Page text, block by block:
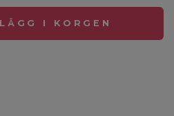
LÄGG I KORGEN